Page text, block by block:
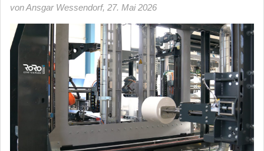
von Ansgar Wessendorf, 27. Mai 2026